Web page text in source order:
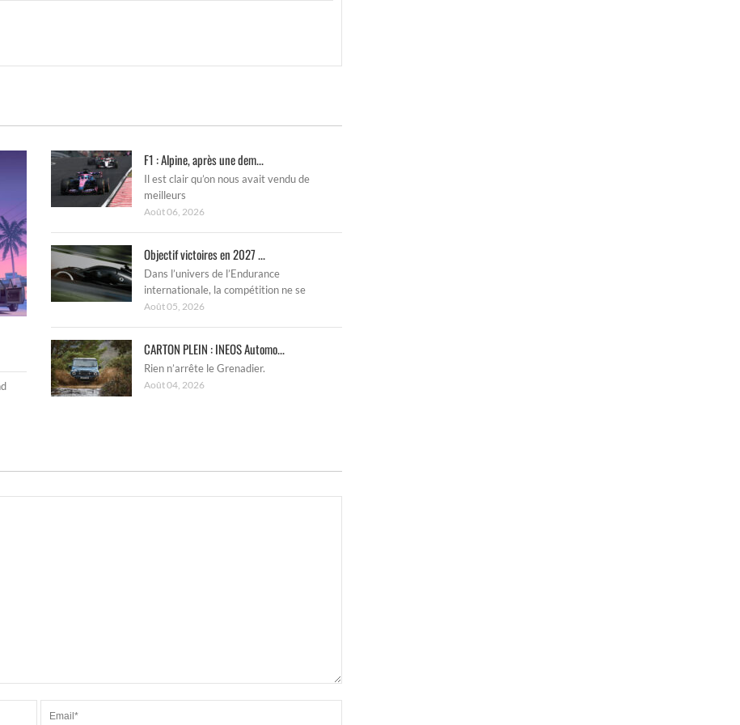
F1 : Alpine, après une dem...
Il est clair qu’on nous avait vendu de
meilleurs
Août 06, 2026
Objectif victoires en 2027 ...
Dans l’univers de l’Endurance
internationale, la compétition ne se
Août 05, 2026
CARTON PLEIN : INEOS Automo...
Rien n’arrête le Grenadier.
Août 04, 2026